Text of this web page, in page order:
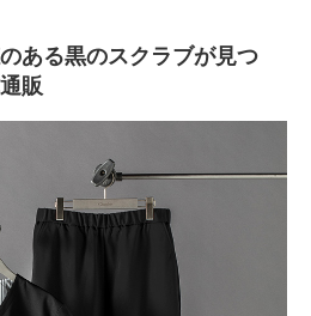
ある黒のスクラブが見つ
販